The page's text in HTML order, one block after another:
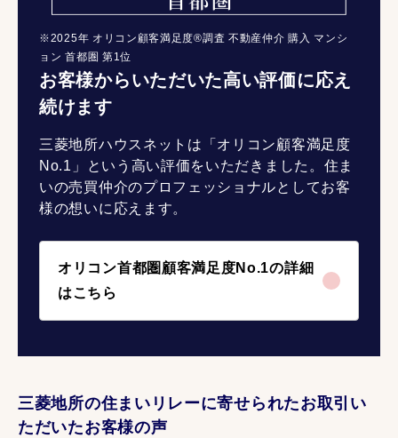
お客様からいただいた高い評価に応え
続けます
三菱地所ハウスネットは「オリコン顧客満足度
No.1」という高い評価をいただきました。住ま
いの売買仲介のプロフェッショナルとしてお客
様の想いに応えます。
オリコン首都圏顧客満足度No.1の詳細
はこちら
※2025年 オリコン顧客満足度®調査 不動産仲介 購入 マンシ
ョン 首都圏 第1位
三菱地所の住まいリレーに寄せられたお取引い
ただいたお客様の声